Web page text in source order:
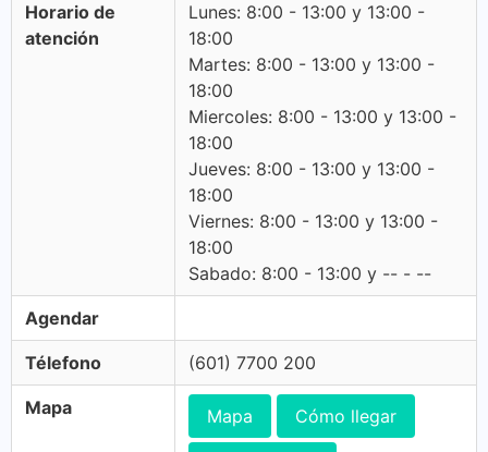
Horario de
atención
Lunes: 8:00 - 13:00 y 13:00 -
18:00
Martes: 8:00 - 13:00 y 13:00 -
18:00
Miercoles: 8:00 - 13:00 y 13:00 -
18:00
Jueves: 8:00 - 13:00 y 13:00 -
18:00
Viernes: 8:00 - 13:00 y 13:00 -
18:00
Sabado: 8:00 - 13:00 y -- - --
Agendar
Télefono (601) 7700 200
Mapa Mapa Cómo llegar